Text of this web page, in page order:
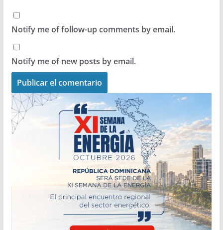
Notify me of follow-up comments by email.
Notify me of new posts by email.